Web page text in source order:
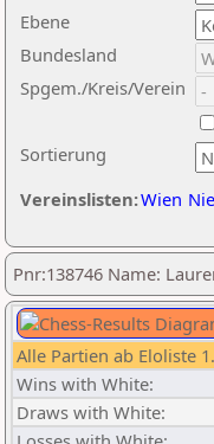
Ebene
Sortierung
Bundesland
Spgem./Kreis/Verein
Vereinslisten:Wien
Pnr:138746 Name:
Alle Partien ab Eloliste
Wins with White:
Draws with White: